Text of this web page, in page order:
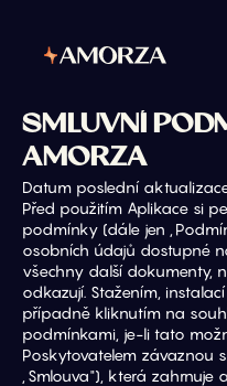
SMLUVNÍ
AMORZA
Datum poslední
Před použitím Aplikace si
podmínky (dále jen
osobních údajů dostupné
všechny další dokumenty,
odkazují. Stažením,
případně kliknutím na
podmínkami, je-li tato
Poskytovatelem závaznou
„Smlouva"), která